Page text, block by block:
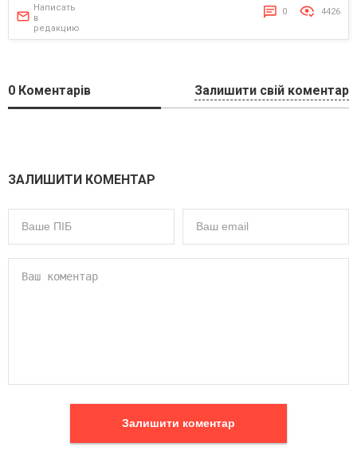
Написать
в
редакцию
0 4426
0 Коментарів Залишити свій коментар
ЗАЛИШИТИ КОМЕНТАР
Залишити коментар